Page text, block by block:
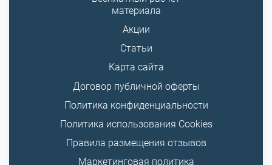
материала
Акции
Статьи
Карта сайта
Договор публичной оферты
Политика конфиденциальности
Политика использования Cookies
Правила размещения отзывов
Маркетинговая политика